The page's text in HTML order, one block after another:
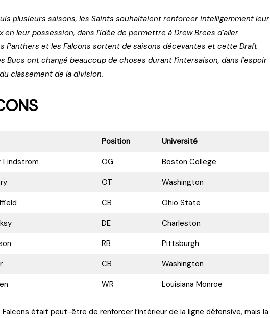
plusieurs saisons, les Saints souhaitaient renforcer intelligemment leur
leur possession, dans l’idée de permettre à Drew Brees d’aller
Panthers et les Falcons sortent de saisons décevantes et cette Draft
Bucs ont changé beaucoup de choses durant l’intersaison, dans l’espoir
classement de la division.
Position
Université
Lindstrom OG
Boston College
OT
Washington
CB
Ohio State
DE
Charleston
RB
Pittsburgh
CB
Washington
WR Louisiana Monroe
Falcons était peut-être de renforcer l’intérieur de la ligne défensive, mais la